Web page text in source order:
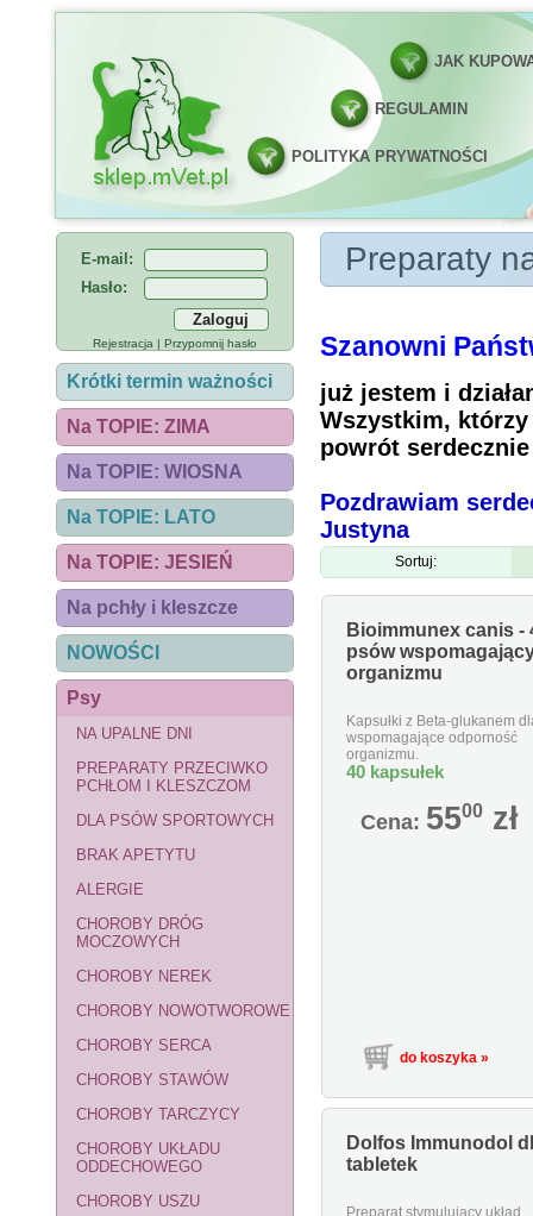
JAK
REGULAMIN
POLITYKA PRYWATNOŚCI
E-mail:
Hasło:
Rejestracja | Przypomnij hasło
Krótki termin ważności
Na TOPIE: ZIMA
Na TOPIE: WIOSNA
Na TOPIE: LATO
Na TOPIE: JESIEŃ
Na pchły i kleszcze
NOWOŚCI
Psy
NA UPALNE DNI
PREPARATY PRZECIWKO
PCHŁOM I KLESZCZOM
DLA PSÓW SPORTOWYCH
BRAK APETYTU
ALERGIE
CHOROBY DRÓG
MOCZOWYCH
CHOROBY NEREK
CHOROBY NOWOTWOROWE
CHOROBY SERCA
CHOROBY STAWÓW
CHOROBY TARCZYCY
CHOROBY UKŁADU
ODDECHOWEGO
CHOROBY USZU
Preparaty na
Preparaty
Szanowni
już jestem i
Wszystkim,
powrót
Pozdrawiam
Justyna
Sortuj:
Bioimmunex canis -
psów
organizmu
Kapsułki z Beta-glukanem
wspomagające odporność
organizmu.
40 kapsułek
Cena: 5500zł
Dolfos Immunodol
tabletek
Preparat stymulujący układ